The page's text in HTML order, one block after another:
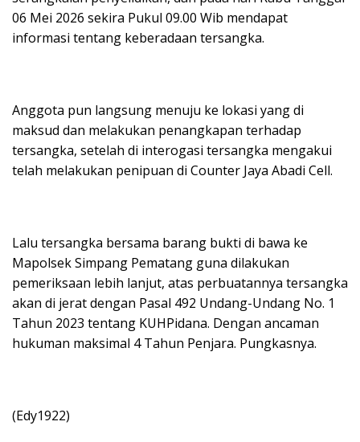
06 Mei 2026 sekira Pukul 09.00 Wib mendapat
informasi tentang keberadaan tersangka.
Anggota pun langsung menuju ke lokasi yang di
maksud dan melakukan penangkapan terhadap
tersangka, setelah di interogasi tersangka mengakui
telah melakukan penipuan di Counter Jaya Abadi Cell.
Lalu tersangka bersama barang bukti di bawa ke
Mapolsek Simpang Pematang guna dilakukan
pemeriksaan lebih lanjut, atas perbuatannya tersangka
akan di jerat dengan Pasal 492 Undang-Undang No. 1
Tahun 2023 tentang KUHPidana. Dengan ancaman
hukuman maksimal 4 Tahun Penjara. Pungkasnya.
(Edy1922)